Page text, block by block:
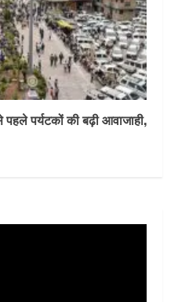
पर्यटकों की बढ़ी आवाजाही,